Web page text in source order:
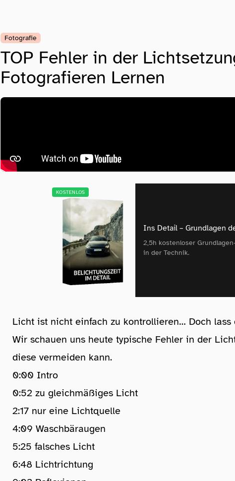
Fotografie
TOP Fehler in der
Fotografieren Lernen
KOSTENLOS
Ins Detail – Grundlagen
2,5h kostenloser
in der Technik.
Licht ist nicht einfach zu kontrollieren… Doch lass
Wir schauen uns heute typische Fehler in der
diese vermeiden kann.
0:00 Intro
0:52 zu gleichmäßiges Licht
2:17 nur eine Lichtquelle
4:09 Waschbäraugen
5:25 falsches Licht
6:48 Lichtrichtung